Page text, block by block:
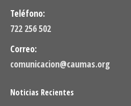
Teléfono:
722 256 502
Correo:
comunicacion@caumas.org
Noticias Recientes